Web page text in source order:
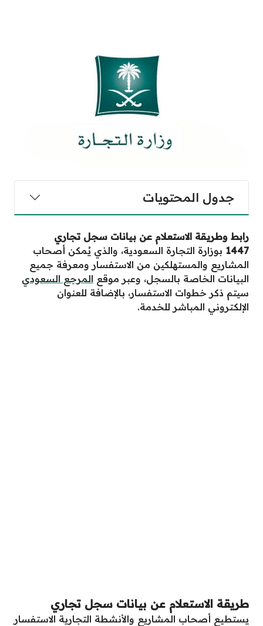
جدول المحتويات
رابط وطريقة الاستعلام عن بيانات سجل تجاري
1447 بوزارة التجارة السعودية، والذي يُمكن أصحاب
المشاريع والمستهلكين من الاستفسار ومعرفة جميع
البيانات الخاصة بالسجل، وعبر موقع المرجع السعودي
سيتم ذكر خطوات الاستفسار، بالإضافة للعنوان
الإلكتروني المباشر للخدمة.
طريقة الاستعلام عن بيانات سجل تجاري
يستطيع أصحاب المشاريع والأنشطة التجارية الاستفسار